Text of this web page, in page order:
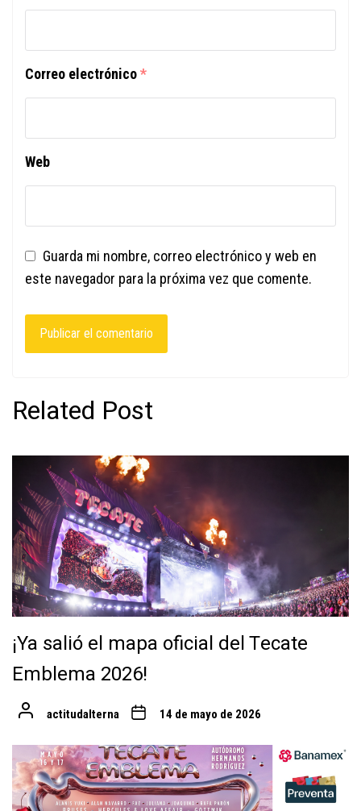
Correo electrónico*
Web
Guarda mi nombre, correo electrónico y web en
este navegador para la próxima vez que comente.
Related Post
¡Ya salió el mapa oficial del Tecate
Emblema 2026!
actitudalterna 14 de mayo de 2026